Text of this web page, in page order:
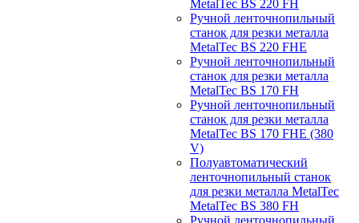
MetalTec BS 220 FH
Ручной ленточнопильный
станок для резки металла
MetalTec BS 220 FHЕ
Ручной ленточнопильный
станок для резки металла
MetalTec BS 170 FH
Ручной ленточнопильный
станок для резки металла
MetalTec BS 170 FHE (380
V)
Полуавтоматический
ленточнопильный станок
для резки металла MetalTec
MetalTec BS 380 FH
Ручной ленточнопильный